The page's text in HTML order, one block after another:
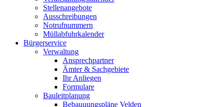
Stellenangebote
Ausschreibungen
Notrufnummern
Müllabfuhrkalender
Bürgerservice
Verwaltung
Ansprechpartner
Ämter & Sachgebiete
Ihr Anliegen
Formulare
Bauleitplanung
Bebauuungspläne Velden